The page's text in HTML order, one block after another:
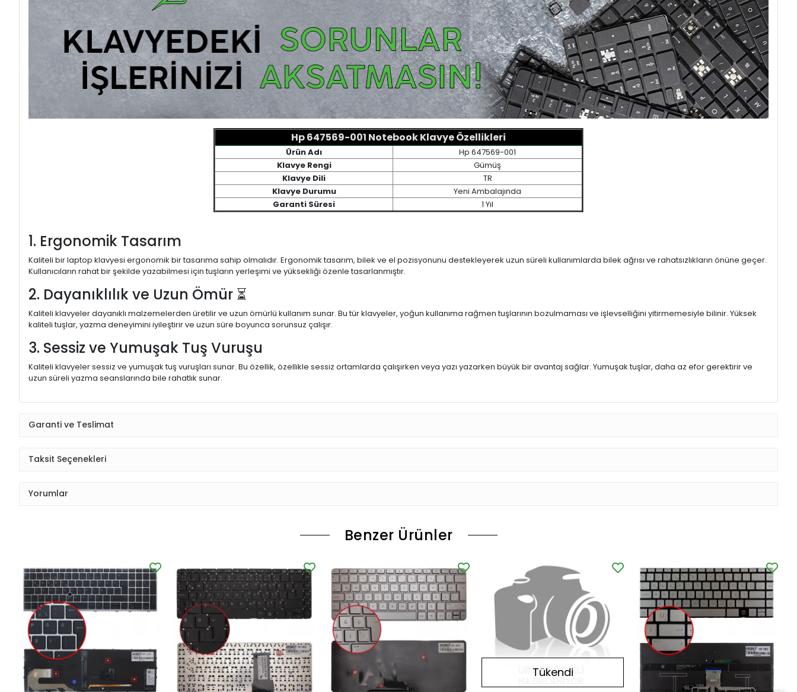
Hp 647569-001 Notebook Klavye Özellikleri
Ürün Adı
Hp 647569-001
Klavye Rengi
Gümüş
Klavye Dili
TR
Klavye Durumu
Yeni Ambalajında
Garanti Süresi
1 Yıl
1. Ergonomik Tasarım
Kaliteli bir laptop klavyesi ergonomik bir tasarıma sahip olmalıdır. Ergonomik tasarım, bilek ve el pozisyonunu destekleyerek uzun süreli kullanımlarda bilek ağrısı ve rahatsızlıkların önüne geçer.
Kullanıcıların rahat bir şekilde yazabilmesi için tuşların yerleşimi ve yüksekliği özenle tasarlanmıştır.
2. Dayanıklılık ve Uzun Ömür ⏳
Kaliteli klavyeler dayanıklı malzemelerden üretilir ve uzun ömürlü kullanım sunar. Bu tür klavyeler, yoğun kullanıma rağmen tuşlarının bozulmaması ve işlevselliğini yitirmemesiyle bilinir. Yüksek
kaliteli tuşlar, yazma deneyimini iyileştirir ve uzun süre boyunca sorunsuz çalışır.
3. Sessiz ve Yumuşak Tuş Vuruşu
Kaliteli klavyeler sessiz ve yumuşak tuş vuruşları sunar. Bu özellik, özellikle sessiz ortamlarda çalışırken veya yazı yazarken büyük bir avantaj sağlar. Yumuşak tuşlar, daha az efor gerektirir ve
uzun süreli yazma seanslarında bile rahatlık sunar.
Garanti ve Teslimat
Taksit Seçenekleri
Yorumlar
Benzer Ürünler
Tükendi